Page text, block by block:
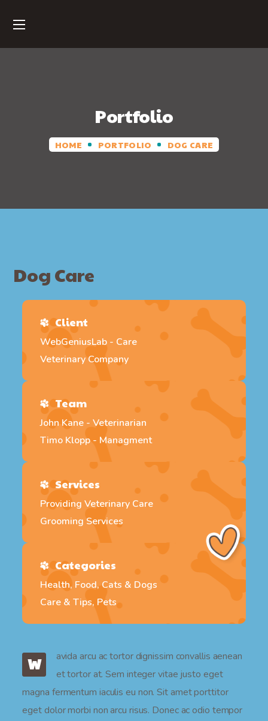
Portfolio
HOME PORTFOLIO DOG CARE
Dog Care
Client
WebGeniusLab - Care
Veterinary Company
Team
John Kane - Veterinarian
Timo Klopp - Managment
Services
Providing Veterinary Care
Grooming Services
Categories
Health, Food, Cats & Dogs
Care & Tips, Pets
W
avida arcu ac tortor dignissim convallis aenean
et tortor at. Sem integer vitae justo eget
magna fermentum iaculis eu non. Sit amet porttitor
eget dolor morbi non arcu risus. Donec ac odio tempor